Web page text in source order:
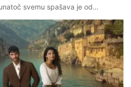
svemu spašava je od…